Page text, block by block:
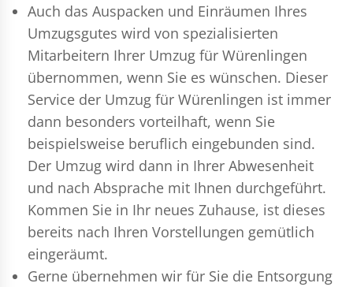
Auch das Auspacken und Einräumen Ihres
Umzugsgutes wird von spezialisierten
Mitarbeitern Ihrer Umzug für Würenlingen
übernommen, wenn Sie es wünschen. Dieser
Service der Umzug für Würenlingen ist immer
dann besonders vorteilhaft, wenn Sie
beispielsweise beruflich eingebunden sind.
Der Umzug wird dann in Ihrer Abwesenheit
und nach Absprache mit Ihnen durchgeführt.
Kommen Sie in Ihr neues Zuhause, ist dieses
bereits nach Ihren Vorstellungen gemütlich
eingeräumt.
Gerne übernehmen wir für Sie die Entsorgung